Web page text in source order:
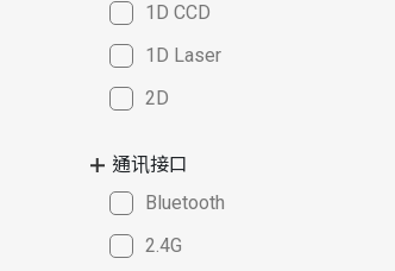
1D CCD
1D Laser
2D
通讯接口
Bluetooth
2.4G